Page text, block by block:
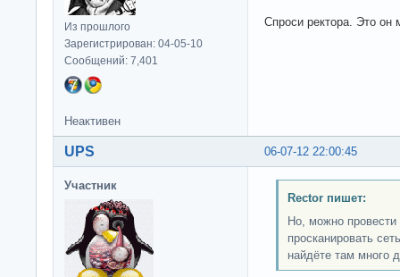
Из прошлого
Зарегистрирован: 04-05-10
Сообщений: 7,401
Спроси ректора. Это он
Неактивен
06-07-12 22:00:45
UPS
Участник
Rector пишет:
Но, можно провести
просканировать
найдёте там много